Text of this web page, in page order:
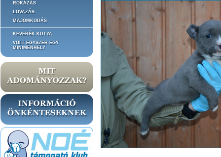
RÓKÁZÁS
LOVAZÁS
MAJOMKODÁS
KEVERÉK KUTYA
VOLT EGYSZER EGY
MINIMENHELY